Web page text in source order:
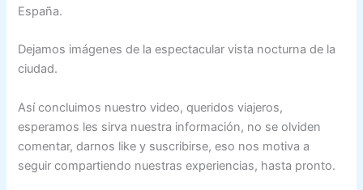
España.
Dejamos imágenes de la espectacular vista nocturna de la
ciudad.
Así concluimos nuestro video, queridos viajeros,
esperamos les sirva nuestra información, no se olviden
comentar, darnos like y suscribirse, eso nos motiva a
seguir compartiendo nuestras experiencias, hasta pronto.